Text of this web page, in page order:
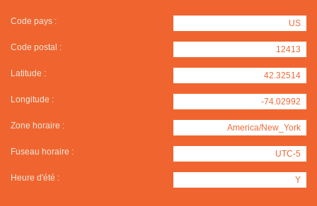
Code pays : US
Code postal : 12413
Latitude : 42.32514
Longitude : -74.02992
Zone horaire : America/New_York
Fuseau horaire : UTC-5
Heure d'été : Y